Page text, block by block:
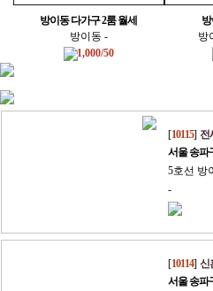
방이동 다가구 2룸 월세
방이동 -
1,000/50
방
[10115] 전
서울 송파
5호선 방
-
[10114] 신
서울 송파